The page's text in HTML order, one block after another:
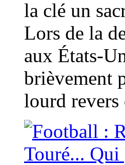
la clé un
Lors de la
aux États-
brièvement
lourd revers